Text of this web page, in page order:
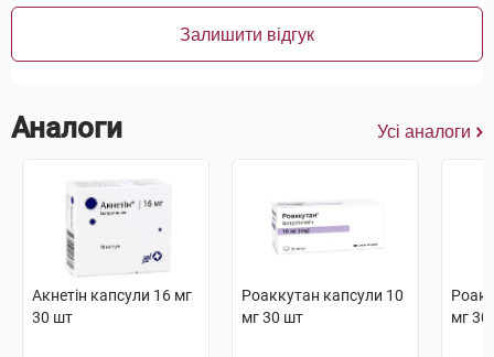
Залишити відгук
Аналоги Усі аналоги
Акнетін капсули 16 мг
30 шт
Роаккутан капсули 10
мг 30 шт
мг